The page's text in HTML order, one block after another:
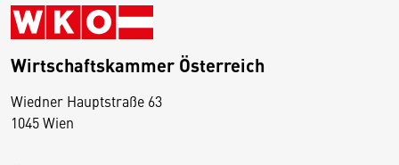
Wirtschaftskammer Österreich
Wiedner Hauptstraße 63
1045 Wien
D